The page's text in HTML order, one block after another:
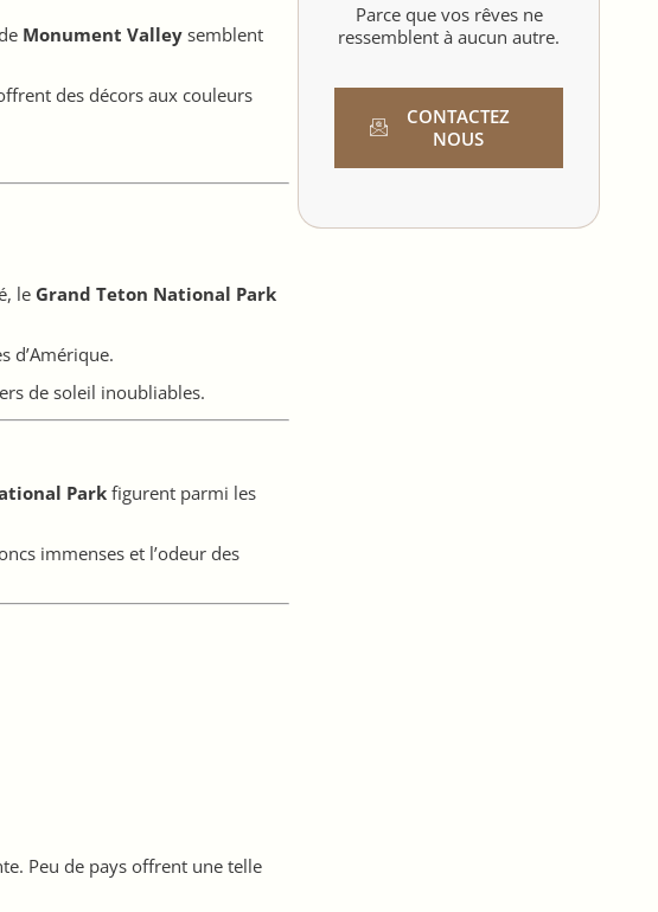
Monument Valley semblent
des décors aux couleurs
le Grand Teton National Park
d’Amérique.
de soleil inoubliables.
Park figurent parmi les
immenses et l’odeur des
Peu de pays offrent une telle
Parce que vos rêves ne
ressemblent à aucun autre.
CONTACTEZ
NOUS